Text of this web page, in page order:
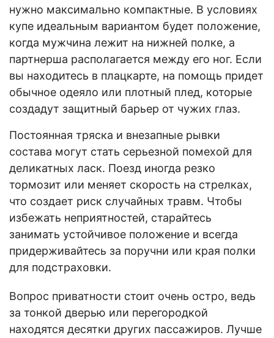
нужно максимально компактные. В условиях
купе идеальным вариантом будет положение,
когда мужчина лежит на нижней полке, а
партнерша располагается между его ног. Если
вы находитесь в плацкарте, на помощь придет
обычное одеяло или плотный плед, которые
создадут защитный барьер от чужих глаз.
Постоянная тряска и внезапные рывки
состава могут стать серьезной помехой для
деликатных ласк. Поезд иногда резко
тормозит или меняет скорость на стрелках,
что создает риск случайных травм. Чтобы
избежать неприятностей, старайтесь
занимать устойчивое положение и всегда
придерживайтесь за поручни или края полки
для подстраховки.
Вопрос приватности стоит очень остро, ведь
за тонкой дверью или перегородкой
находятся десятки других пассажиров. Лучше